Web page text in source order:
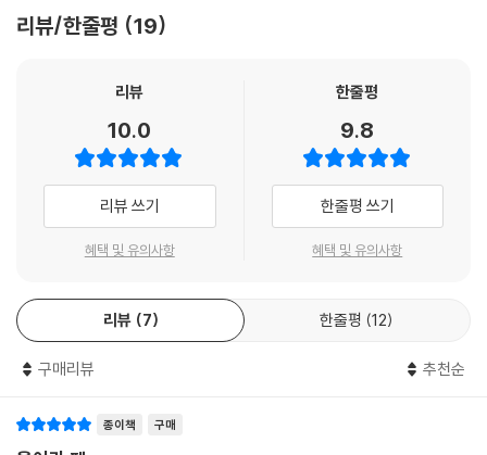
리뷰/한줄평 19
리뷰
10.0
리뷰 쓰기
혜택 및 유의사항
한줄평
9.8
한줄평 쓰기
혜택 및 유의사항
리뷰 7 한줄평 12
구매리뷰 추천순
종이책 구매